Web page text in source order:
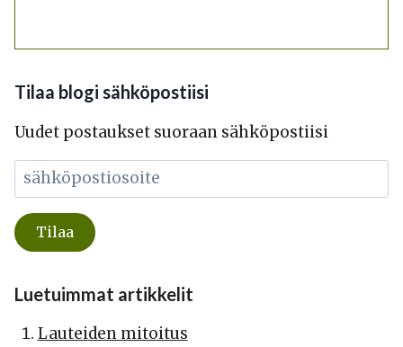
Tilaa blogi sähköpostiisi
Uudet postaukset suoraan sähköpostiisi
Luetuimmat artikkelit
Lauteiden mitoitus